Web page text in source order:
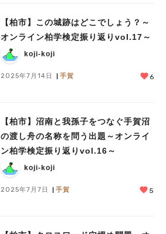
【柏市】この城跡はどこでしょう？～
オンライン柏学検定振り返りvol.17～
koji-koji
2025年7月14日 手賀 6
【柏市】沼南と我孫子をつなぐ手賀沼
の渡し舟の名称を問う出題～オンライ
ン柏学検定振り返りvol.16～
koji-koji
2025年7月7日 手賀 5